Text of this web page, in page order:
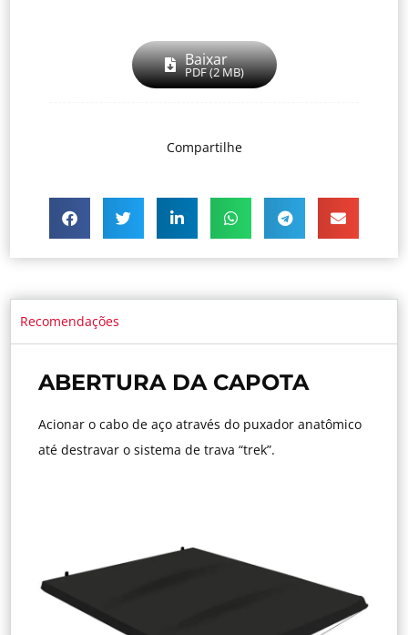
Baixar
PDF (2 MB)
Compartilhe
Recomendações
ABERTURA DA CAPOTA
Acionar o cabo de aço através do puxador anatômico
até destravar o sistema de trava “trek”.